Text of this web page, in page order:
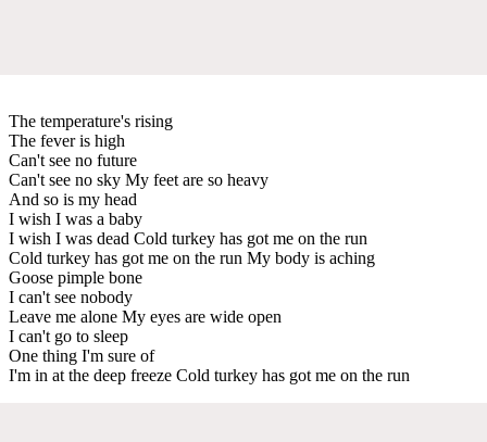
The temperature's rising
The fever is high
Can't see no future
Can't see no sky My feet are so heavy
And so is my head
I wish I was a baby
I wish I was dead Cold turkey has got me on the run
Cold turkey has got me on the run My body is aching
Goose pimple bone
I can't see nobody
Leave me alone My eyes are wide open
I can't go to sleep
One thing I'm sure of
I'm in at the deep freeze Cold turkey has got me on the run